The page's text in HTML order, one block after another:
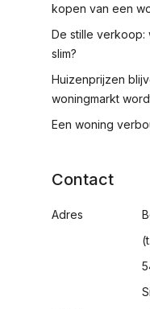
kopen van een
De stille verkoop:
slim?
Huizenprijzen
woningmarkt
Een woning
Contact
Adres